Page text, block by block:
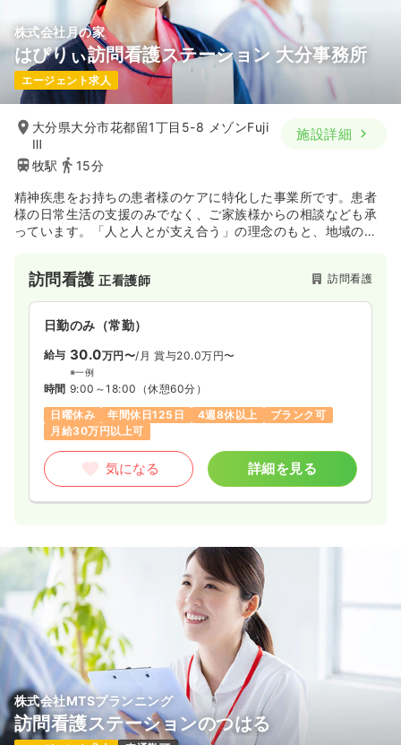
株式会社月の家
はぴりぃ訪問看護ステーション 大分事務所
エージェント求人
大分県大分市花都留1丁目5-8 メゾンFuji
Ⅲ
牧駅
15分
施設詳細
精神疾患をお持ちの患者様のケアに特化した事業所です。患者
様の日常生活の支援のみでなく、ご家族様からの相談なども承
っています。「人と人とが支え合う」の理念のもと、地域の皆
訪問看護正看護師 訪問看護
日勤のみ（常勤）
給与 30.0万円〜/月 賞与20.0万円〜
※一例
時間 9:00～18:00 （休憩60分）
日曜休み
年間休日125日 4週8休以上
ブランク可
月給30万円以上可
気になる 詳細を見る
株式会社MTSプランニング
訪問看護ステーションのつはる